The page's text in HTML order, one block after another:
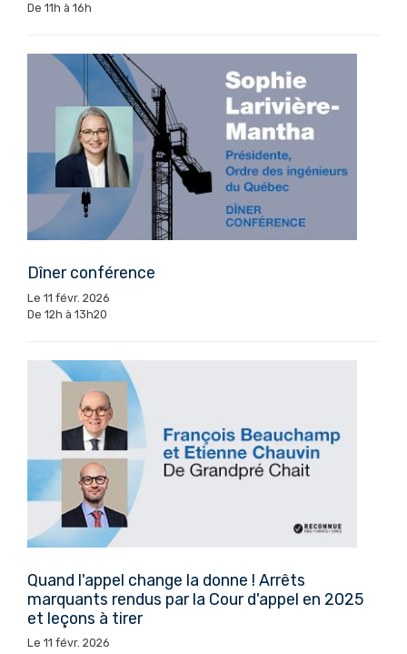
De 11h à 16h
Dîner conférence
Le 11 févr. 2026
De 12h à 13h20
Quand l'appel change la donne ! Arrêts
marquants rendus par la Cour d'appel en 2025
et leçons à tirer
Le 11 févr. 2026